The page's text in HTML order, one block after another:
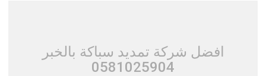
افضل شركة تمديد سباكة بالخبر
0581025904